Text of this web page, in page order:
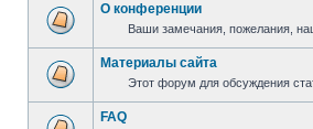
О конференции
Ваши замечания, пожелания,
Материалы сайта
Этот форум для обсуждения
FAQ